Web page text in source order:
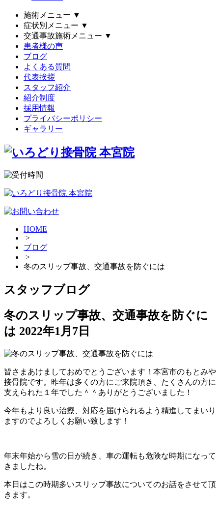
施術メニュー ▼
症状別メニュー ▼
交通事故施術メニュー ▼
患者様の声
ブログ
よくある質問
代表挨拶
スタッフ紹介
紹介制度
採用情報
プライバシーポリシー
ギャラリー
HOME
>
ブログ
>
冬のスリップ事故、交通事故を防ぐには
スタッフブログ
冬のスリップ事故、交通事故を防ぐに
は 2022年1月7日
皆さまあけましておめでとうございます！本宮市のもとみや
接骨院です。昨年は多くの方にご来院頂き、たくさんの方に
支えられた１年でした＾＾ありがとうございました！
今年もより良い治療、対応を届けられるよう精進してまいり
ますのでよろしくお願い致します！
年末年始から雪の日が続き、車の運転も危険な時期になって
きましたね。
本日はこの時期多いスリップ事故についてのお話をさせて頂
きます。